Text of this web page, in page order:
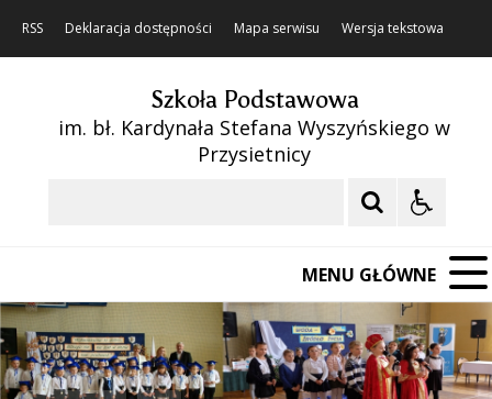
RSS Deklaracja dostępności Mapa serwisu Wersja tekstowa
Szkoła Podstawowa
im. bł. Kardynała Stefana Wyszyńskiego w
Przysietnicy
MENU GŁÓWNE